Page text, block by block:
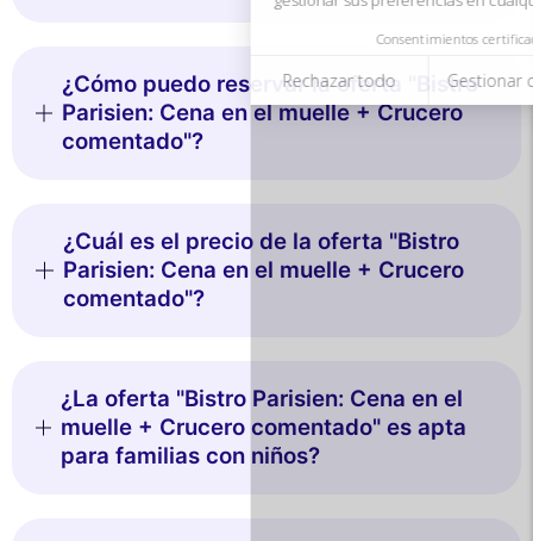
¿Cómo puedo reservar la oferta "Bistro
Parisien: Cena en el muelle + Crucero
comentado"?
¿Cuál es el precio de la oferta "Bistro
Parisien: Cena en el muelle + Crucero
comentado"?
¿La oferta "Bistro Parisien: Cena en el
muelle + Crucero comentado" es apta
para familias con niños?